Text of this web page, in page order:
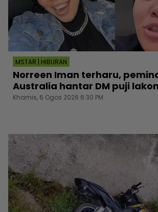
MSTAR | HIBURAN
Norreen Iman terharu,
Australia hantar DM puji
Khamis, 6 Ogos 2026 6:30 PM